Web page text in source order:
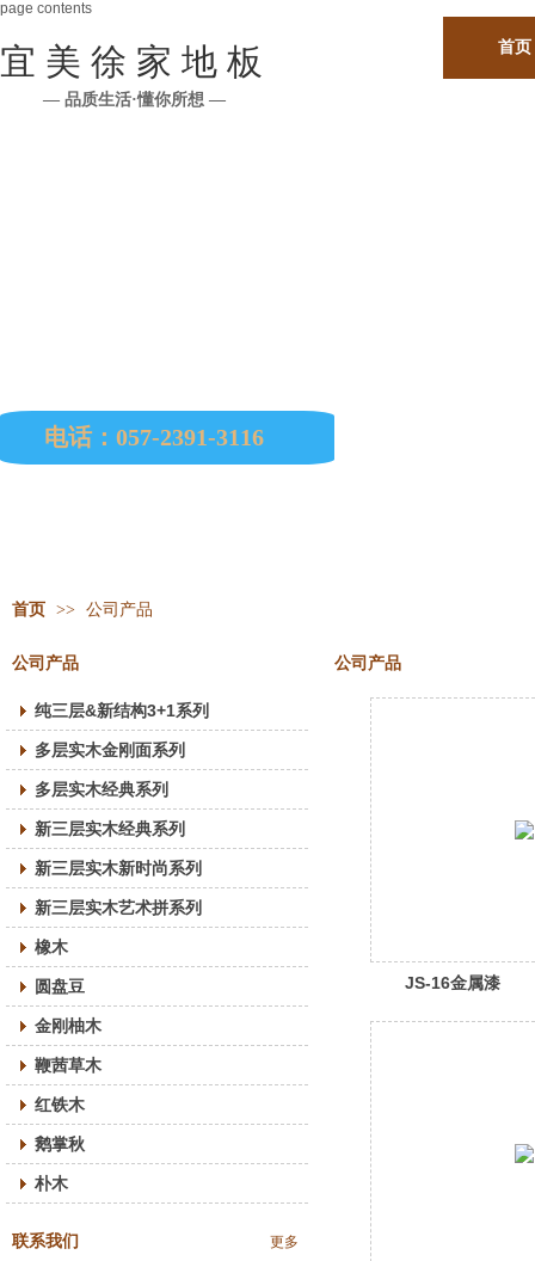
page contents
宜 美 徐 家 地 板
— 品质生活·懂你所想 —
首页
电话：057-2391-3116
首页 >> 公司产品
公司产品
纯三层&新结构3+1系列
多层实木金刚面系列
多层实木经典系列
新三层实木经典系列
新三层实木新时尚系列
新三层实木艺术拼系列
橡木
圆盘豆
金刚柚木
鞭茜草木
红铁木
鹅掌秋
朴木
联系我们 更多
公司产品
JS-16金属漆